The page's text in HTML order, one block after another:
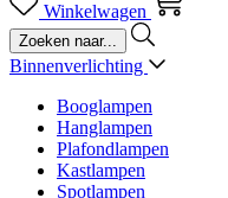
Winkelwagen
Binnenverlichting
Booglampen
Hanglampen
Plafondlampen
Kastlampen
Spotlampen